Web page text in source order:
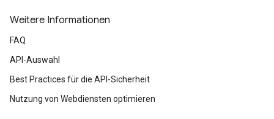
Weitere Informationen
FAQ
API-Auswahl
Best Practices für die API-Sicherheit
Nutzung von Webdiensten optimieren